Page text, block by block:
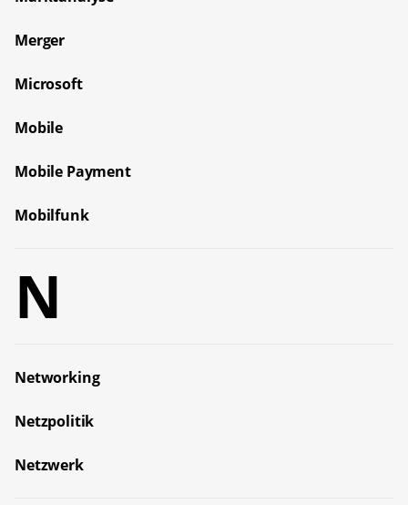
Merger
Microsoft
Mobile
Mobile Payment
Mobilfunk
N
Networking
Netzpolitik
Netzwerk